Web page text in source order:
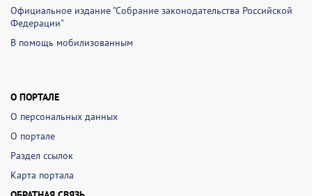
Официальное издание "Собрание законодательства Российской
Федерации"
В помощь мобилизованным
О ПОРТАЛЕ
О персональных данных
О портале
Раздел ссылок
Карта портала